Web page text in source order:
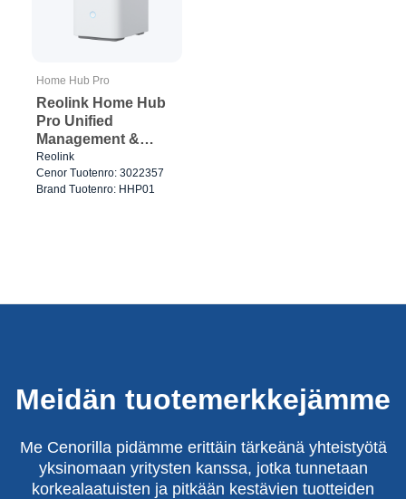
Home Hub Pro
Reolink Home Hub
Pro Unified
Management &
Storage Platform
Valkoinen
Reolink
Cenor Tuotenro: 3022357
Brand Tuotenro: HHP01
Meidän tuotemerkkejämme
Me Cenorilla pidämme erittäin tärkeänä yhteistyötä
yksinomaan yritysten kanssa, jotka tunnetaan
korkealaatuisten ja pitkään kestävien tuotteiden